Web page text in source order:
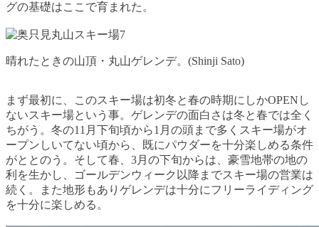
グの基礎はここで育まれた。
晴れたときの山頂・丸山ゲレンデ。(Shinji Sato)
まず最初に、このスキー場は初冬と春の時期にしかOPENし
ないスキー場という事。ゲレンデの面白さは冬と春では全く
ちがう。冬の11月下旬頃から1月の頭まで多くスキー場がオ
ープンしいてない頃から、既にパウダーを十分楽しめる条件
がととのう。そして春、3月の下旬からは、豪雪地帯の地の
利を生かし、ゴールデンウィーク以降までスキー場の営業は
続く。また地形もありゲレンデは十分にフリーライディング
を十分に楽しめる。